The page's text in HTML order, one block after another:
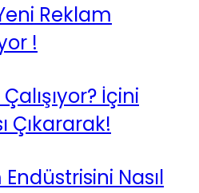
Yeni Reklam
!
İçini
Çıkararak!
Nasıl